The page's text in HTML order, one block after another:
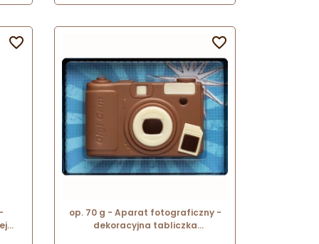

op. 70 g - Aparat fotograficzny -
dekoracyjna tabliczka
